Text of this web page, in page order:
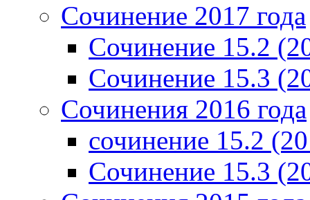
Сочинение 2017 года
Сочинение 15.2
Сочинение 15.3
Сочинения 2016 года
сочинение 15.2
Сочинение 15.3